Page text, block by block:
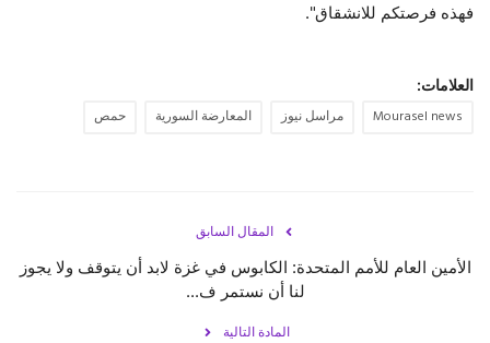
فهذه فرصتكم للانشقاق".
العلامات:
Mourasel news مراسل نيوز المعارضة السورية حمص
المقال السابق
الأمين العام للأمم المتحدة: الكابوس في غزة لابد أن يتوقف ولا يجوز
لنا أن نستمر ف...
المادة التالية